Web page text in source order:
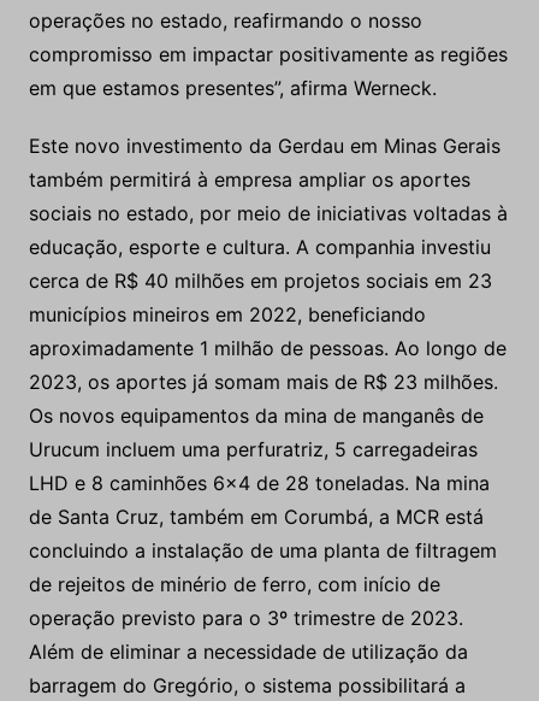
operações no estado, reafirmando o nosso
compromisso em impactar positivamente as regiões
em que estamos presentes”, afirma Werneck.
Este novo investimento da Gerdau em Minas Gerais
também permitirá à empresa ampliar os aportes
sociais no estado, por meio de iniciativas voltadas à
educação, esporte e cultura. A companhia investiu
cerca de R$ 40 milhões em projetos sociais em 23
municípios mineiros em 2022, beneficiando
aproximadamente 1 milhão de pessoas. Ao longo de
2023, os aportes já somam mais de R$ 23 milhões.
Os novos equipamentos da mina de manganês de
Urucum incluem uma perfuratriz, 5 carregadeiras
LHD e 8 caminhões 6×4 de 28 toneladas. Na mina
de Santa Cruz, também em Corumbá, a MCR está
concluindo a instalação de uma planta de filtragem
de rejeitos de minério de ferro, com início de
operação previsto para o 3º trimestre de 2023.
Além de eliminar a necessidade de utilização da
barragem do Gregório, o sistema possibilitará a